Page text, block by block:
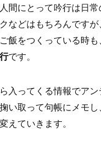
間にとって吟行は日
などはもちろんです
飯をつくっている時も、
です。
入ってくる情報でア
い取って句帳にメモ
えていきます。